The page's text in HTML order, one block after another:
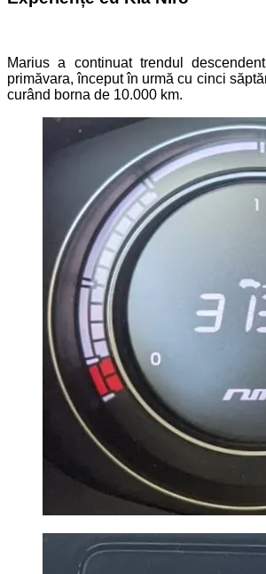
Marius a continuat trendul
primăvara, început în urmă cu cinci
curând borna de 10.000 km.